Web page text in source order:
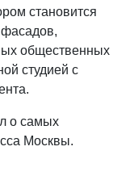
становится
общественных
студией с
о самых
Москвы.